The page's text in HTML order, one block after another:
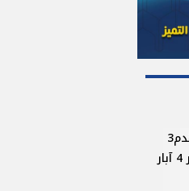
«دانة غاز»: 10 مليارات قدم3
موارد غازية جديدة وحفر 4 آبار